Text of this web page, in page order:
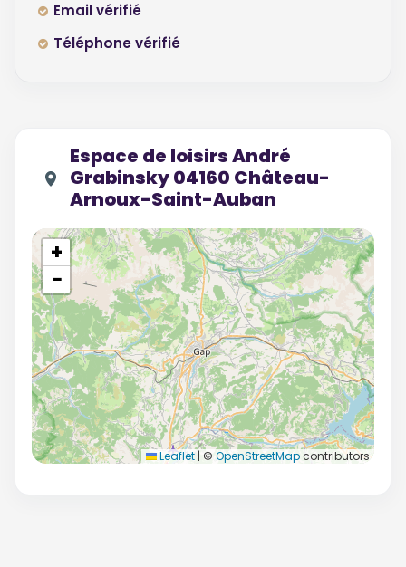
Email vérifié
Téléphone vérifié
Espace de loisirs André
Grabinsky 04160 Château-
Arnoux-Saint-Auban
+
−
Leaflet | © OpenStreetMapcontributors